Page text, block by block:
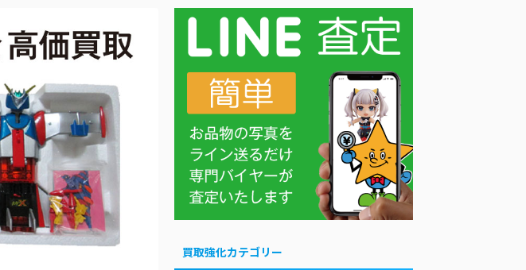
買取強化カテゴリー